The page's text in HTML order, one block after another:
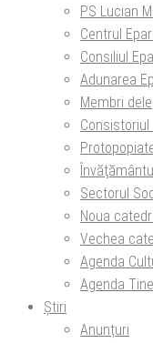
PS Lucian
Centrul
Consiliul
Adunarea
Membri
Consistoriul
Sectorul
Noua
Vechea
Agenda
Agenda
Știri
Anunțuri